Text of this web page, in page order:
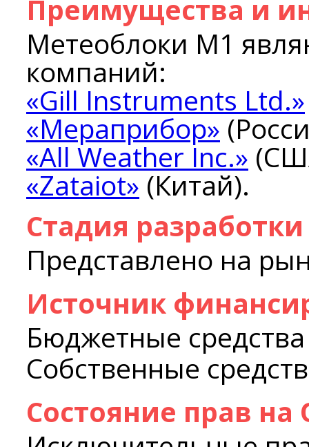
Преимущества и
Метеоблоки М1
компаний:
«Gill Instruments Ltd.»
«Мераприбор»
«All Weather Inc.»
«Zataiot» (Китай).
Стадия разработки
Представлено на
Источник
Бюджетные средства
Собственные
Состояние прав на